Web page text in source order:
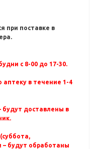
при поставке в
с 8-00 до 17-30.
в течение 1-4
будут доставлены в
– будут обработаны